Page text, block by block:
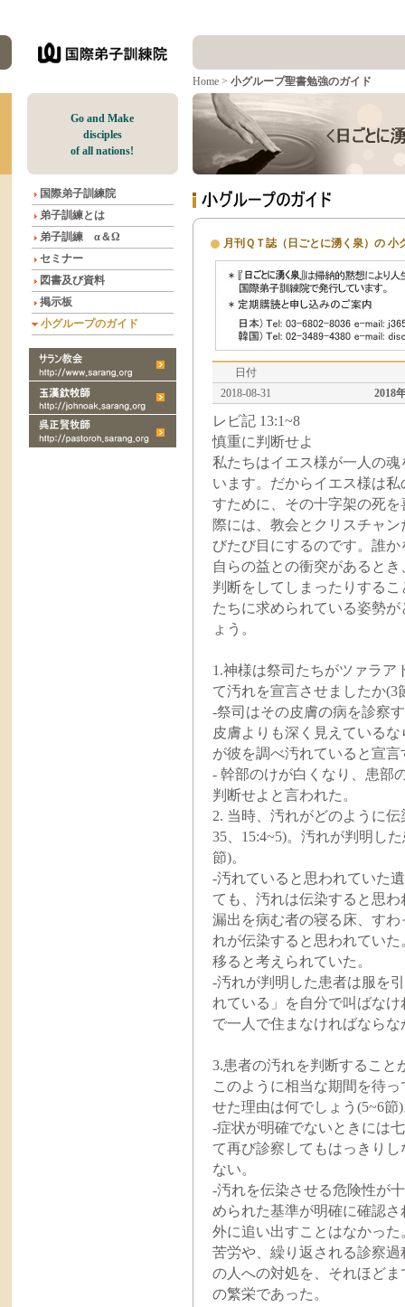
Home > 小グループ聖書勉強のガイド
Go and Make
disciples
of all nations!
国際弟子訓練院
弟子訓練とは
弟子訓練 α＆Ω
セミナー
図書及び資料
掲示板
小グループのガイド
月刊ＱＴ誌（日ごとに湧く泉）の
日付
2018-08-31
2018
レビ記 13:1~8
慎重に判断せよ
私たちはイエス様が一人の
います。だからイエス様は
すために、その十字架の死
際には、教会とクリスチャ
びたび目にするのです。誰
自らの益との衝突があると
判断をしてしまったりする
たちに求められている姿勢
ょう。
1.神様は祭司たちがツァラア
て汚れを宣言させましたか(3
-祭司はその皮膚の病を診察
皮膚よりも深く見えている
が彼を調べ汚れていると宣言
- 幹部のけが白くなり、患部
判断せよと言われた。
2. 当時、汚れがどのように
35、15:4~5)。汚れが判明し
節)。
-汚れていると思われていた
ても、汚れは伝染すると思
漏出を病む者の寝る床、す
れが伝染すると思われてい
移ると考えられていた。
-汚れが判明した患者は服を
れている」を自分で叫ばな
で一人で住まなければならな
3.患者の汚れを判断すること
このように相当な期間を待
せた理由は何でしょう(5~6節
-症状が明確でないときには
て再び診察してもはっきり
ない。
-汚れを伝染させる危険性が
められた基準が明確に確認
外に追い出すことはなかっ
苦労や、繰り返される診察
の人への対処を、それほど
の繁栄であった。